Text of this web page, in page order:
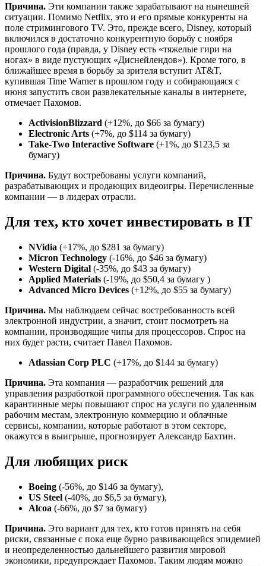
Причина. Эти компании также зарабатывают на нынешней
ситуации. Помимо Netflix, это и его прямые конкуренты на
поле стримингового TV. Это, прежде всего, Disney, который
включился в достаточно конкурентную борьбу с ноября
прошлого года (правда, у Disney есть «тяжелые гири на
ногах» в виде пустующих «Диснейлендов»). Кроме того, в
ближайшее время в борьбу за зрителя вступит AT&T,
купившая Time Warner в прошлом году и собирающаяся с
июня запустить свои развлекательные каналы в интернете,
отмечает Пахомов.
ActivisionBlizzard (+12%, до $66 за бумагу)
Electronic Arts (+7%, до $114 за бумагу)
Take-Two Interactive Software (+1%, до $123,5 за
бумагу)
Причина. Будут востребованы услуги компаний,
разрабатывающих и продающих видеоигры. Перечисленные
компании — в лидерах отрасли.
Для тех, кто хочет инвестировать в IT
NVidia (+17%, до $281 за бумагу)
Micron Technology (-16%, до $46 за бумагу)
Western Digital (-35%, до $43 за бумагу)
Applied Materials (-19%, до $50,4 за бумагу )
Advanced Micro Devices (+12%, до $55 за бумагу)
Причина. Мы наблюдаем сейчас востребованность всей
электронной индустрии, а значит, стоит посмотреть на
компании, производящие чипы для процессоров. Спрос на
них будет расти, считает Павел Пахомов.
Atlassian Corp PLC (+17%, до $144 за бумагу)
Причина. Эта компания — разработчик решений для
управления разработкой программного обеспечения. Так как
карантинные меры повышают спрос на услуги по удаленным
рабочим местам, электронную коммерцию и облачные
сервисы, компании, которые работают в этом секторе,
окажутся в выигрыше, прогнозирует Александр Бахтин.
Для любящих риск
Boeing (-56%, до $146 за бумагу),
US Steel (-40%, до $6,5 за бумагу),
Alcoa (-66%, до $7 за бумагу)
Причина. Это вариант для тех, кто готов принять на себя
риски, связанные с пока еще бурно развивающейся эпидемией
и неопределенностью дальнейшего развития мировой
экономики, предупреждает Пахомов. Таким людям можно